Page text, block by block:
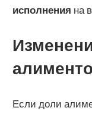
исполнения на
Если доли